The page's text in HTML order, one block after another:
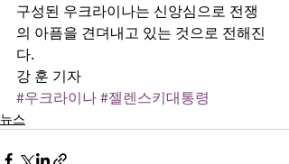
구성된 우크라이나는 신앙심으로 전쟁
의 아픔을 견뎌내고 있는 것으로 전해진
다.
강 훈 기자
#우크라이나 #젤렌스키대통령
뉴스